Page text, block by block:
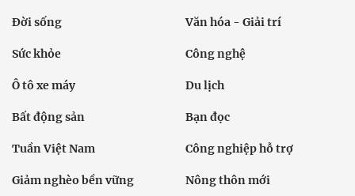
Đời sống Văn hóa - Giải trí
Sức khỏe Công nghệ
Ô tô xe máy Du lịch
Bất động sản Bạn đọc
Tuần Việt Nam Công nghiệp hỗ trợ
Giảm nghèo bền vững Nông thôn mới